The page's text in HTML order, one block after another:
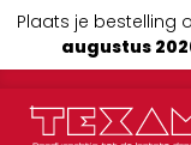
Plaats je bestelling
augustus